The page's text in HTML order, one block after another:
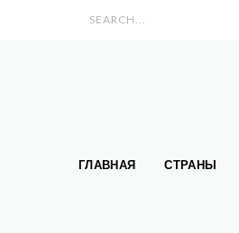
ГЛАВНАЯ СТРАНЫ